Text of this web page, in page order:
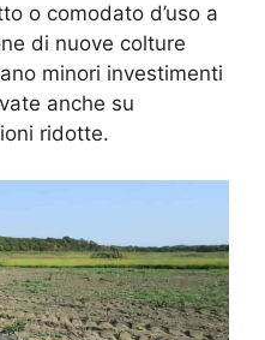
o comodato d’uso a
di nuove colture
minori investimenti
anche su
ridotte.